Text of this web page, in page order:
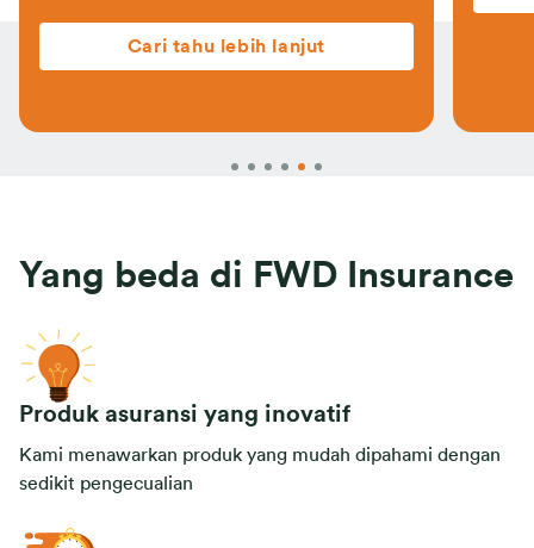
Yang beda di FWD Insurance
Produk asuransi yang inovatif
Kami menawarkan produk yang mudah dipahami dengan
sedikit pengecualian